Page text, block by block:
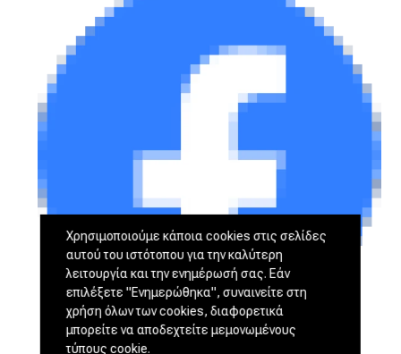
Χρησιμοποιούμε κάποια cookies στις σελίδες
αυτού του ιστότοπου για την καλύτερη
λειτουργία και την ενημέρωσή σας. Εάν
επιλέξετε "Ενημερώθηκα", συναινείτε στη
χρήση όλων των cookies, διαφορετικά
μπορείτε να αποδεχτείτε μεμονωμένους
τύπους cookie.